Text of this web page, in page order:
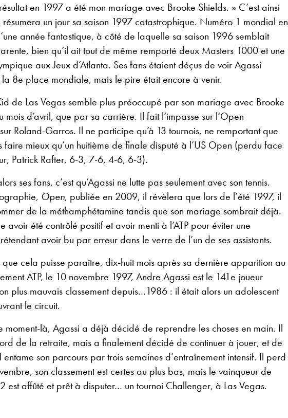
en 1997 a été mon mariage avec Brooke Shields. » C’est ainsi
résumera un jour sa saison 1997 catastrophique. Numéro 1 mondial en
année fantastique, à côté de laquelle sa saison 1996 semblait
bien qu’il ait tout de même remporté deux Masters 1000 et une
aux Jeux d’Atlanta. Ses fans étaient déçus de voir Agassi
8e place mondiale, mais le pire était encore à venir.
de Las Vegas semble plus préoccupé par son mariage avec Brooke
mois d’avril, que par sa carrière. Il fait l’impasse sur l’Open
Roland-Garros. Il ne participe qu’à 13 tournois, ne remportant que
faire mieux qu’un huitième de finale disputé à l’US Open (perdu face
Patrick Rafter, 6-3, 7-6, 4-6, 6-3).
ses fans, c’est qu’Agassi ne lutte pas seulement avec son tennis.
Open, publiée en 2009, il révèlera que lors de l’été 1997, il
de la méthamphétamine tandis que son mariage sombrait déjà.
avoir été contrôlé positif et avoir menti à l’ATP pour éviter une
avoir bu par erreur dans le verre de l’un de ses assistants.
cela puisse paraître, dix-huit mois après sa dernière apparition au
ATP, le 10 novembre 1997, Andre Agassi est le 141e joueur
plus mauvais classement depuis…1986 : il était alors un adolescent
le circuit.
moment-là, Agassi a déjà décidé de reprendre les choses en main. Il
de la retraite, mais a finalement décidé de continuer à jouer, et de
son parcours par trois semaines d’entraînement intensif. Il perd
son classement est certes au plus bas, mais le vainqueur de
est affûté et prêt à disputer… un tournoi Challenger, à Las Vegas.